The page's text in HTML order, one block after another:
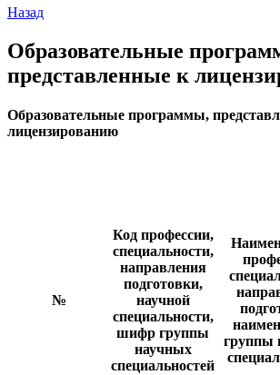
Назад
Образовательные
представленные к
Образовательные программы,
лицензированию
№
Код профессии,
специальности,
направления
подготовки,
научной
специальности,
шифр группы
научных
специальностей
группы